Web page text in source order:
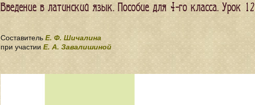
Введение в латинский язык. Пособие для 4-го класса. Урок 12
Составитель Е. Ф. Шичалина
при участии Е. А. Завалишиной